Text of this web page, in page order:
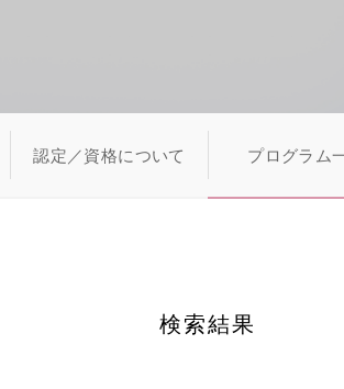
認定／資格について プログラム
検索結果